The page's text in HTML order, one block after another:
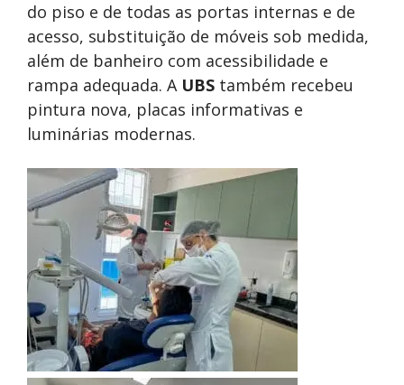
do piso e de todas as portas internas e de
acesso, substituição de móveis sob medida,
além de banheiro com acessibilidade e
rampa adequada. A UBS também recebeu
pintura nova, placas informativas e
luminárias modernas.